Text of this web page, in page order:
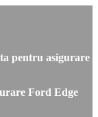
pentru asigurare
Ford Edge